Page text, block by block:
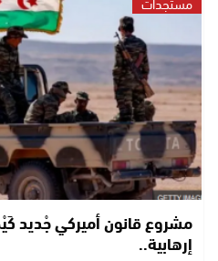
مشروع قانون أميركي جْديد
إرهابية..